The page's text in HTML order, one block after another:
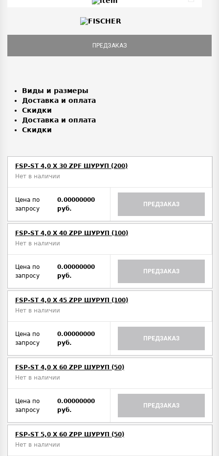
ПРЕДЗАКАЗ
Виды и размеры
Доставка и оплата
Скидки
Доставка и оплата
Скидки
FSP-ST 4,0 X 30 ZPF ШУРУП (200)
Нет в наличии
Цена по
запросу
0.00000000
руб.
ПРЕДЗАКАЗ
FSP-ST 4,0 X 40 ZPP ШУРУП (100)
Нет в наличии
Цена по
запросу
0.00000000
руб.
ПРЕДЗАКАЗ
FSP-ST 4,0 X 45 ZPP ШУРУП (100)
Нет в наличии
Цена по
запросу
0.00000000
руб.
ПРЕДЗАКАЗ
FSP-ST 4,0 X 60 ZPP ШУРУП (50)
Нет в наличии
Цена по
запросу
0.00000000
руб.
ПРЕДЗАКАЗ
FSP-ST 5,0 X 60 ZPP ШУРУП (50)
Нет в наличии